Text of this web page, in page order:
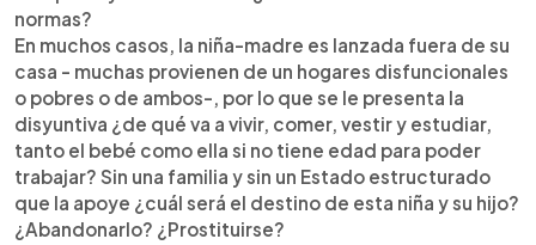
normas?
En muchos casos, la niña-madre es lanzada fuera de su
casa - muchas provienen de un hogares disfuncionales
o pobres o de ambos-, por lo que se le presenta la
disyuntiva ¿de qué va a vivir, comer, vestir y estudiar,
tanto el bebé como ella si no tiene edad para poder
trabajar? Sin una familia y sin un Estado estructurado
que la apoye ¿cuál será el destino de esta niña y su hijo?
¿Abandonarlo? ¿Prostituirse?